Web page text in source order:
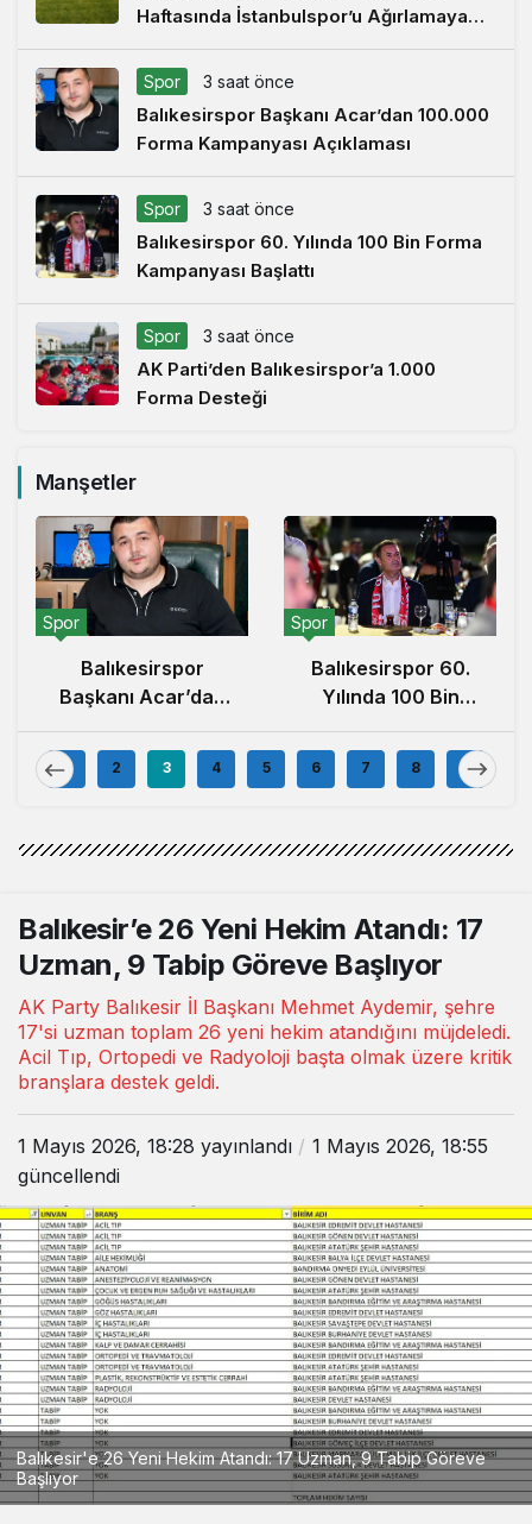
Haftasında İstanbulspor’u Ağırlamaya
Hazırlanıyor
Spor 3 saat önce
Balıkesirspor Başkanı Acar’dan 100.000
Forma Kampanyası Açıklaması
Spor 3 saat önce
Balıkesirspor 60. Yılında 100 Bin Forma
Kampanyası Başlattı
Spor 3 saat önce
AK Parti’den Balıkesirspor’a 1.000
Forma Desteği
Manşetler
Spor
Balıkesirspor
Başkanı Acar’dan
Kampanyası
Açıklaması
Spor
Balıkesirspor 60.
Yılında 100 Bin
Kampanyası
Başlattı
1 2 3 4 5 6 7 8 9
Balıkesir’e 26 Yeni Hekim Atandı: 17
Uzman, 9 Tabip Göreve Başlıyor
AK Party Balıkesir İl Başkanı Mehmet Aydemir, şehre
17'si uzman toplam 26 yeni hekim atandığını müjdeledi.
Acil Tıp, Ortopedi ve Radyoloji başta olmak üzere kritik
branşlara destek geldi.
1 Mayıs 2026, 18:28 yayınlandı
1 Mayıs 2026, 18:55
güncellendi
Balıkesir'e 26 Yeni Hekim Atandı: 17 Uzman, 9 Tabip Göreve
Başlıyor